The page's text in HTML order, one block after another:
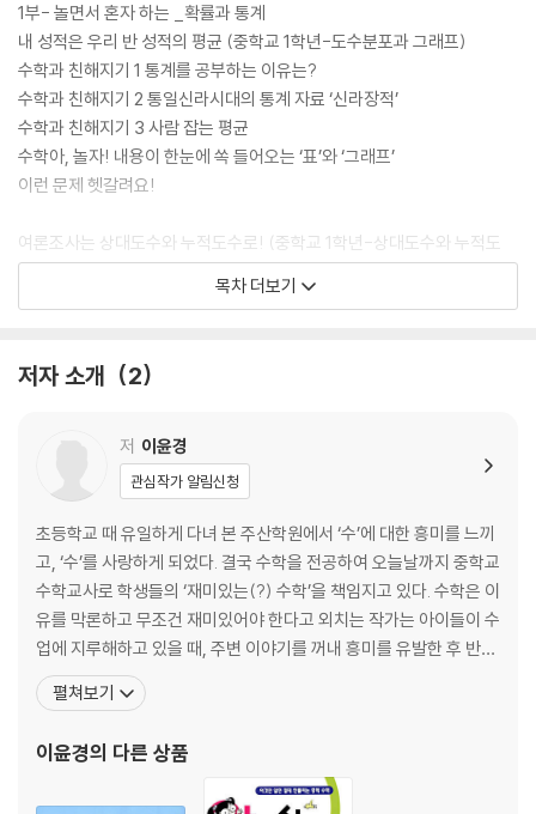
1부- 놀면서 혼자 하는 _확률과 통계
내 성적은 우리 반 성적의 평균 (중학교 1학년-도수분포과 그래프)
수학과 친해지기 1 통계를 공부하는 이유는?
수학과 친해지기 2 통일신라시대의 통계 자료 ‘신라장적’
수학과 친해지기 3 사람 잡는 평균
수학아, 놀자! 내용이 한눈에 쏙 들어오는 ‘표’와 ‘그래프’
이런 문제 헷갈려요!
여론조사는 상대도수와 누적도수로! (중학교 1학년-상대도수와 누적도
수)
수학과 친해지기 1 통계의 스포츠 ‘야구’
수학아, 놀자! 상대도수와 누적도수
불확실한 미래를 예측하는, 확률 (중학교 2학년-확률)
수학과 친해지기 1 어느 점쟁이에게 물어볼까?
수학과 친해지기 2 제비뽑기는 먼저 뽑는 쪽이 유리하다?
수학과 친해지기 3 통일신라시대의 주사위 ‘주령구’
수학아, 놀자! 어떤 사건이 일어날 가능성, 확률
이런 문제 헷갈려요!
도박과 확률의 만남 (중학교 2학년 -확률의 계산)
수학과 친해지기 1 게임에서 이길 확률은?
수학아, 놀자! 확률의 뜻과 기본 성질
목차 더보기
저자 소개 2
저 이윤경
관심작가 알림신청
초등학교 때 유일하게 다녀 본 주산학원에서 ‘수’에 대한 흥미를 느끼
고, ‘수’를 사랑하게 되었다. 결국 수학을 전공하여 오늘날까지 중학교
수학교사로 학생들의 ‘재미있는(?) 수학’을 책임지고 있다. 수학은 이
유를 막론하고 무조건 재미있어야 한다고 외치는 작가는 아이들이 수
업에 지루해하고 있을 때, 주변 이야기를 꺼내 흥미를 유발한 후 반드
시 ‘수학 공부의 필요성’으로 결론을 맺는다. 학년 말 학생들의 설문조
사에서는 언제나 ‘카리스마 짱’으로 뽑히시는 선생님. 작가 曰 “세상
하고 동 대학원에서 석사학위를 받았으며
펼쳐보기
이윤경의 다른 상품